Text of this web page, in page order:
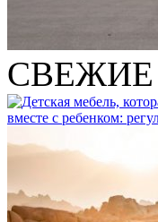
вместе с ребенком: